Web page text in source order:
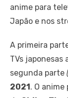
anime para
Japão e nos
A primeira
TVs japonesas
segunda parte
2021. O